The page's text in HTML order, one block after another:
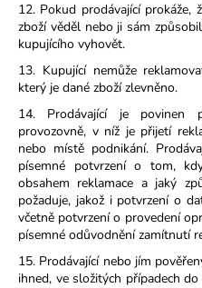
12. Pokud prodávající prokáže,
zboží věděl nebo ji sám
kupujícího vyhovět.
13. Kupující nemůže
který je dané zboží zlevněno.
14. Prodávající je povinen
provozovně, v níž je přijetí
nebo místě podnikání.
písemné potvrzení o tom,
obsahem reklamace a jaký
požaduje, jakož i potvrzení o
včetně potvrzení o provedení
písemné odůvodnění zamítnutí
15. Prodávající nebo jím
ihned, ve složitých případech